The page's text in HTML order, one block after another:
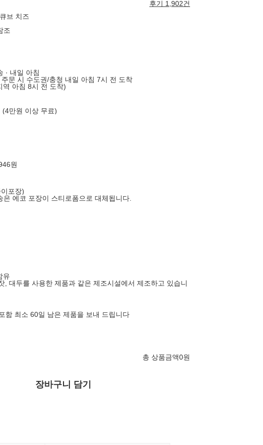
후기 1,902건
브 치즈
조
· 내일 아침
문 시 수도권/충청 내일 아침 7시 전 도착
역 아침 8시 전 도착)
(4만원 이상 무료)
원
포장)
은 에코 포장이 스티로폼으로 대체됩니다.
유
, 대두를 사용한 제품과 같은 제조시설에서 제조하고 있습니
함 최소 60일 남은 제품을 보내 드립니다
총 상품금액0원
장바구니 담기